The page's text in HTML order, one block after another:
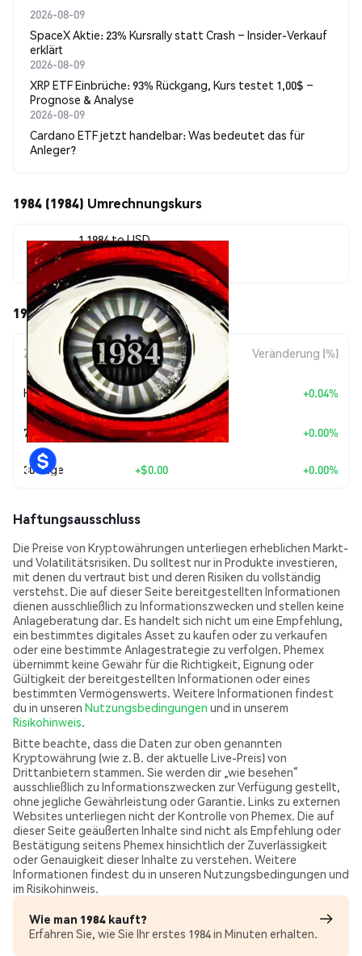
2026-08-09
SpaceX Aktie: 23% Kursrally statt Crash – Insider-Verkauf
erklärt
2026-08-09
XRP ETF Einbrüche: 93% Rückgang, Kurs testet 1,00$ –
Prognose & Analyse
2026-08-09
Cardano ETF jetzt handelbar: Was bedeutet das für
Anleger?
1984 (1984) Umrechnungskurs
1 1984 to USD
$0.00001032
1984 (1984) Kursbewegungen
Zeitraum Betragsänderung Veränderung (%)
Heute +$0.084539 +0.04%
7 Tage +$0.00 +0.00%
30 Tage +$0.00 +0.00%
Haftungsausschluss
Die Preise von Kryptowährungen unterliegen erheblichen Markt-
und Volatilitätsrisiken. Du solltest nur in Produkte investieren,
mit denen du vertraut bist und deren Risiken du vollständig
verstehst. Die auf dieser Seite bereitgestellten Informationen
dienen ausschließlich zu Informationszwecken und stellen keine
Anlageberatung dar. Es handelt sich nicht um eine Empfehlung,
ein bestimmtes digitales Asset zu kaufen oder zu verkaufen
oder eine bestimmte Anlagestrategie zu verfolgen. Phemex
übernimmt keine Gewähr für die Richtigkeit, Eignung oder
Gültigkeit der bereitgestellten Informationen oder eines
bestimmten Vermögenswerts. Weitere Informationen findest
du in unseren Nutzungsbedingungen und in unserem
Risikohinweis.
Bitte beachte, dass die Daten zur oben genannten
Kryptowährung (wie z. B. der aktuelle Live-Preis) von
Drittanbietern stammen. Sie werden dir „wie besehen“
ausschließlich zu Informationszwecken zur Verfügung gestellt,
ohne jegliche Gewährleistung oder Garantie. Links zu externen
Websites unterliegen nicht der Kontrolle von Phemex. Die auf
dieser Seite geäußerten Inhalte sind nicht als Empfehlung oder
Bestätigung seitens Phemex hinsichtlich der Zuverlässigkeit
oder Genauigkeit dieser Inhalte zu verstehen. Weitere
Informationen findest du in unseren Nutzungsbedingungen und
im Risikohinweis.
Wie man 1984 kauft?
Erfahren Sie, wie Sie Ihr erstes 1984 in Minuten erhalten.